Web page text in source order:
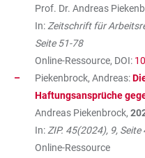
Prof. Dr. Andreas
In: Zeitschrift für
Seite 51-78
Online-Ressource, DOI:
Piekenbrock, Andreas:
Haftungsansprüche
Andreas Piekenbrock,
In: ZIP. 45(2024), 9, Seite
Online-Ressource